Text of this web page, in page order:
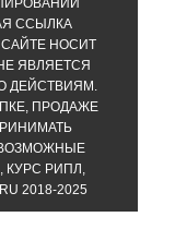
ССЫЛКА
НОСИТ
ЯВЛЯЕТСЯ
ДЕЙСТВИЯМ.
ПРОДАЖЕ
КУРС РИПЛ,
2018-2025